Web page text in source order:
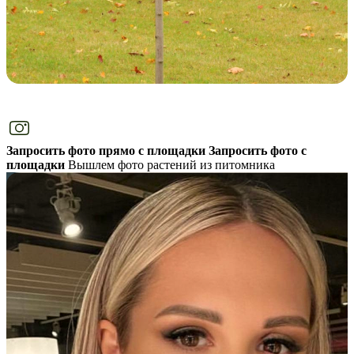
Запросить фото прямо с площадки Запросить фото с
площадки Вышлем фото растений из питомника